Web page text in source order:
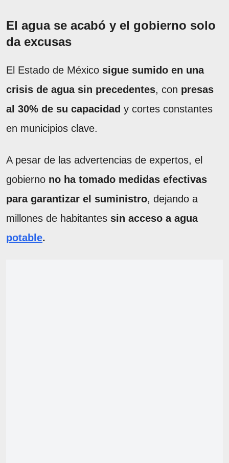
El agua se acabó y el gobierno solo
da excusas
El Estado de México sigue sumido en una
crisis de agua sin precedentes, con presas
al 30% de su capacidad y cortes constantes
en municipios clave.
A pesar de las advertencias de expertos, el
gobierno no ha tomado medidas efectivas
para garantizar el suministro, dejando a
millones de habitantes sin acceso a agua
potable.